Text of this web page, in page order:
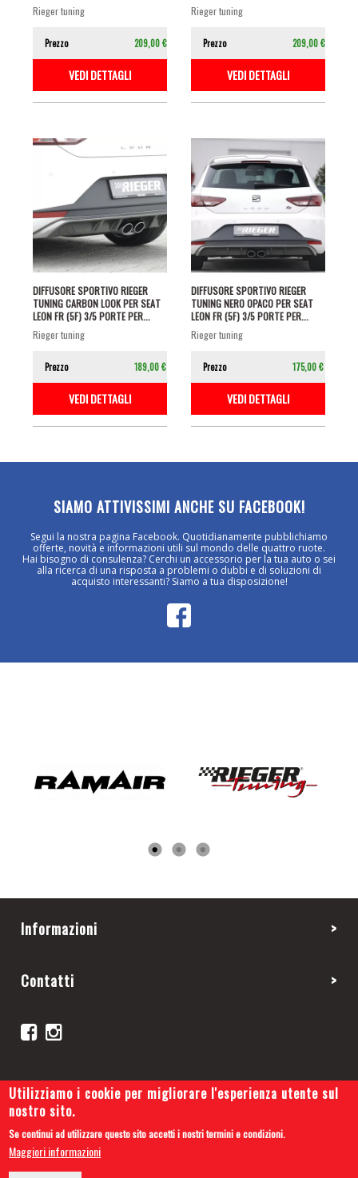
rieger tuning
Prezzo 209,00 €
VEDI DETTAGLI
rieger tuning
Prezzo 209,00 €
VEDI DETTAGLI
DIFFUSORE SPORTIVO RIEGER
TUNING CARBON LOOK PER SEAT
LEON FR (5F) 3/5 PORTE PER...
rieger tuning
Prezzo 189,00 €
VEDI DETTAGLI
DIFFUSORE SPORTIVO RIEGER
TUNING NERO OPACO PER SEAT
LEON FR (5F) 3/5 PORTE PER...
rieger tuning
Prezzo 175,00 €
VEDI DETTAGLI
SIAMO ATTIVISSIMI ANCHE SU FACEBOOK!
Segui la nostra pagina Facebook. Quotidianamente pubblichiamo
offerte, novità e informazioni utili sul mondo delle quattro ruote.
Hai bisogno di consulenza? Cerchi un accessorio per la tua auto o sei
alla ricerca di una risposta a problemi o dubbi e di soluzioni di
acquisto interessanti? Siamo a tua disposizione!
Informazioni
Contatti
Copyright 2019 © Cars and Tips
Utilizziamo i cookie per migliorare l'esperienza utente sul
nostro sito.
Se continui ad utilizzare questo sito accetti i nostri termini e condizioni.
Maggiori informazioni